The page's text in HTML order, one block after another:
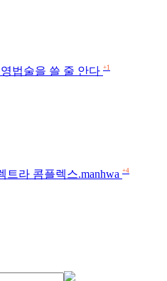
법술을 쓸 줄 안다 +1
트라 콤플렉스.manhwa +4